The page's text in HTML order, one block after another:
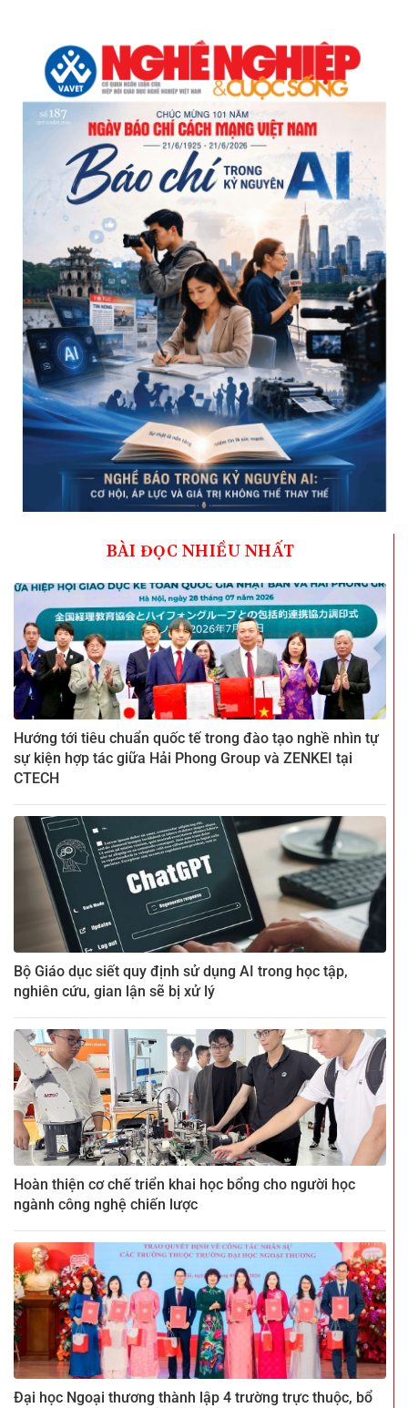
BÀI ĐỌC NHIỀU NHẤT
Hướng tới tiêu chuẩn quốc tế trong đào tạo nghề nhìn tự
sự kiện hợp tác giữa Hải Phong Group và ZENKEI tại
CTECH
Bộ Giáo dục siết quy định sử dụng AI trong học tập,
nghiên cứu, gian lận sẽ bị xử lý
Hoàn thiện cơ chế triển khai học bổng cho người học
ngành công nghệ chiến lược
Đại học Ngoại thương thành lập 4 trường trực thuộc, bổ